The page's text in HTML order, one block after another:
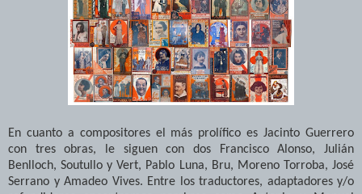
En cuanto a compositores el más prolífico es Jacinto Guerrero
con tres obras, le siguen con dos Francisco Alonso, Julián
Benlloch, Soutullo y Vert, Pablo Luna, Bru, Moreno Torroba, José
Serrano y Amadeo Vives. Entre los traductores, adaptadores y/o